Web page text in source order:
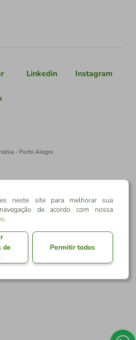
Linkedin Instagram
- Porto Alegre
neste site para melhorar sua
de acordo com nossa
.
de
Permitir todos